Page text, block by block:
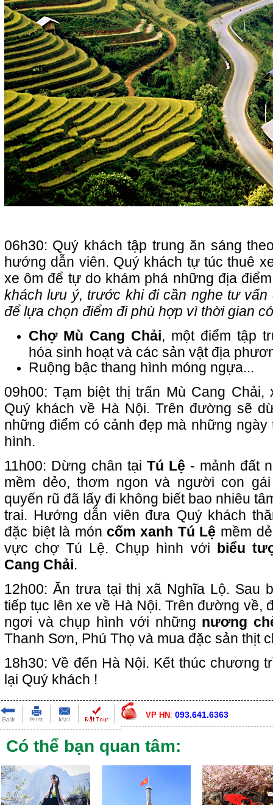
06h30: Quý khách tập trung ăn sáng
hướng dẫn viên. Quý khách tự túc thuê
xe ôm để tự do khám phá những địa
khách lưu ý, trước khi đi cần nghe tư
để lựa chọn điểm đi phù hợp vì thời gian
Chợ Mù Cang Chải, một điểm tập
hóa sinh hoạt và các sản vật địa
Ruộng bậc thang hình móng ngựa...
09h00: Tạm biệt thị trấn Mù Cang
Quý khách về Hà Nội. Trên đường sẽ
những điểm có cảnh đẹp mà những
hình.
11h00: Dừng chân tại Tú Lệ - mảnh đất
mềm dẻo, thơm ngon và người con
quyến rũ đã lấy đi không biết bao nhiêu
trai. Hướng dẫn viên đưa Quý khách
đặc biệt là món cốm xanh Tú Lệ mềm
vực chợ Tú Lệ. Chụp hình với
biểu
Cang Chải.
12h00: Ăn trưa tại thị xã Nghĩa Lộ. Sau
tiếp tục lên xe về Hà Nội. Trên đường về,
ngơi và chụp hình với những nương
Thanh Sơn, Phú Thọ và mua đặc sản thịt
18h30: Về đến Hà Nội. Kết thúc chương
lại Quý khách !
VP HN : 093.641.6363
Có thể bạn quan tâm: